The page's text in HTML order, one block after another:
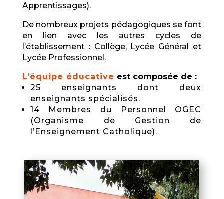
Apprentissages).
De nombreux projets pédagogiques se font
en lien avec les autres cycles de
l’établissement : Collège, Lycée Général et
Lycée Professionnel.
L’équipe éducative est composée de :
25 enseignants dont deux
enseignants spécialisés.
14 Membres du Personnel OGEC
(Organisme de Gestion de
l’Enseignement Catholique).